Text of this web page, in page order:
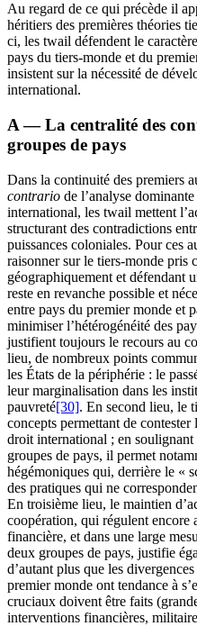
Au regard de ce qui précède il
héritiers des premières théories
ci, les twail défendent le
pays du tiers-monde et du
insistent sur la nécessité de
international.
A — La centralité des
groupes de pays
Dans la continuité des premiers
contrario de l’analyse
international, les twail mettent
structurant des contradictions
puissances coloniales. Pour ces
raisonner sur le tiers-monde pris
géographiquement et défendant
reste en revanche possible et
entre pays du premier monde et
minimiser l’hétérogénéité des
justifient toujours le recours au
lieu, de nombreux points
les États de la périphérie : le
leur marginalisation dans les
pauvreté[30]. En second lieu, le
concepts permettant de
droit international ; en
groupes de pays, il permet
hégémoniques qui, derrière le «
des pratiques qui ne
En troisième lieu, le maintien
coopération, qui régulent encore
financière, et dans une large
deux groupes de pays, justifie
d’autant plus que les
premier monde ont tendance à
cruciaux doivent être faits
interventions financières,